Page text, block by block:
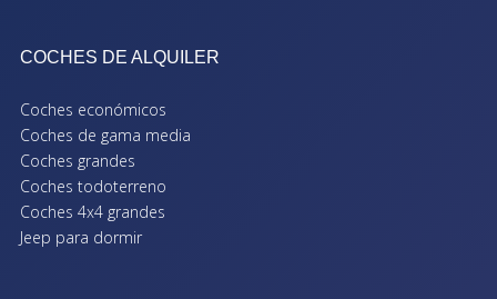
COCHES DE ALQUILER
Coches económicos
Coches de gama media
Coches grandes
Coches todoterreno
Coches 4x4 grandes
Jeep para dormir